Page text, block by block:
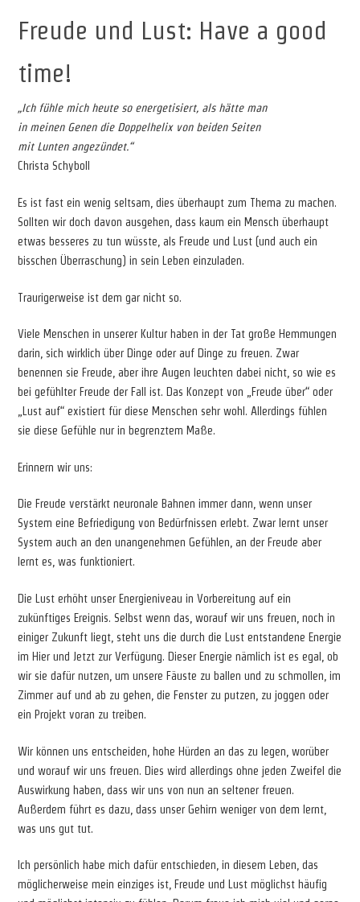
Freude und Lust: Have a good
time!
„Ich fühle mich heute so energetisiert, als hätte man
in meinen Genen die Doppelhelix von beiden Seiten
mit Lunten angezündet.“
Christa Schyboll
Es ist fast ein wenig seltsam, dies überhaupt zum Thema zu machen.
Sollten wir doch davon ausgehen, dass kaum ein Mensch überhaupt
etwas besseres zu tun wüsste, als Freude und Lust (und auch ein
bisschen Überraschung) in sein Leben einzuladen.
Traurigerweise ist dem gar nicht so.
Viele Menschen in unserer Kultur haben in der Tat große Hemmungen
darin, sich wirklich über Dinge oder auf Dinge zu freuen. Zwar
benennen sie Freude, aber ihre Augen leuchten dabei nicht, so wie es
bei gefühlter Freude der Fall ist. Das Konzept von „Freude über“ oder
„Lust auf“ existiert für diese Menschen sehr wohl. Allerdings fühlen
sie diese Gefühle nur in begrenztem Maße.
Erinnern wir uns:
Die Freude verstärkt neuronale Bahnen immer dann, wenn unser
System eine Befriedigung von Bedürfnissen erlebt. Zwar lernt unser
System auch an den unangenehmen Gefühlen, an der Freude aber
lernt es, was funktioniert.
Die Lust erhöht unser Energieniveau in Vorbereitung auf ein
zukünftiges Ereignis. Selbst wenn das, worauf wir uns freuen, noch in
einiger Zukunft liegt, steht uns die durch die Lust entstandene Energie
im Hier und Jetzt zur Verfügung. Dieser Energie nämlich ist es egal, ob
wir sie dafür nutzen, um unsere Fäuste zu ballen und zu schmollen, im
Zimmer auf und ab zu gehen, die Fenster zu putzen, zu joggen oder
ein Projekt voran zu treiben.
Wir können uns entscheiden, hohe Hürden an das zu legen, worüber
und worauf wir uns freuen. Dies wird allerdings ohne jeden Zweifel die
Auswirkung haben, dass wir uns von nun an seltener freuen.
Außerdem führt es dazu, dass unser Gehirn weniger von dem lernt,
was uns gut tut.
Ich persönlich habe mich dafür entschieden, in diesem Leben, das
möglicherweise mein einziges ist, Freude und Lust möglichst häufig